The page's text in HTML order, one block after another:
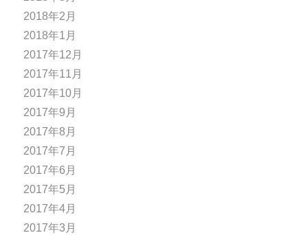
2018年2月
2018年1月
2017年12月
2017年11月
2017年10月
2017年9月
2017年8月
2017年7月
2017年6月
2017年5月
2017年4月
2017年3月